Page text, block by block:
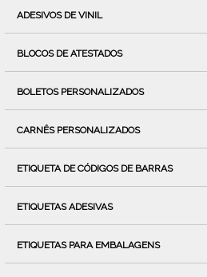
ADESIVOS DE VINIL
BLOCOS DE ATESTADOS
BOLETOS PERSONALIZADOS
CARNÊS PERSONALIZADOS
ETIQUETA DE CÓDIGOS DE BARRAS
ETIQUETAS ADESIVAS
ETIQUETAS PARA EMBALAGENS